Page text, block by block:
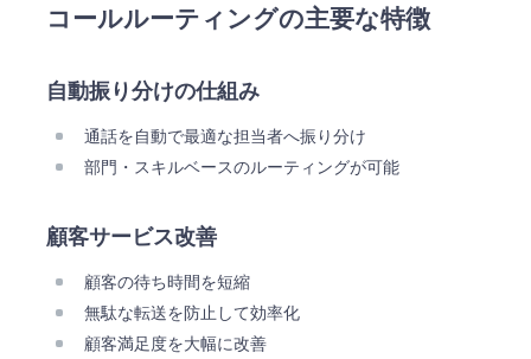
コールルーティングの主要な特徴
自動振り分けの仕組み
通話を自動で最適な担当者へ振り分け
部門・スキルベースのルーティングが可能
顧客サービス改善
顧客の待ち時間を短縮
無駄な転送を防止して効率化
顧客満足度を大幅に改善